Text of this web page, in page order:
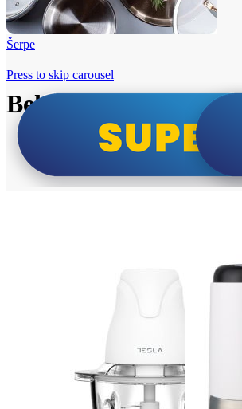
Šerpe
Beko i Tesla super cene
Press to skip carousel